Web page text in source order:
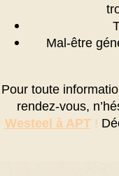
Mal-être
Pour toute
rendez-vous,
Westeel à APT!